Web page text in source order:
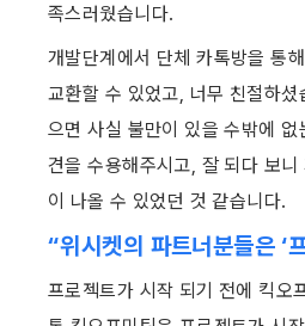
족스러웠습니다.
개발단계에서 단체 카톡방을 통
교환할 수 있었고, 너무 친절하
으면 사실 불만이 있을 수밖에 없
견을 수용해주시고, 잘 되다 보
이 나올 수 있었던 것 같습니다.
“위시켓의 파트너분들은 ‘
프로젝트가 시작 되기 전에 킥오